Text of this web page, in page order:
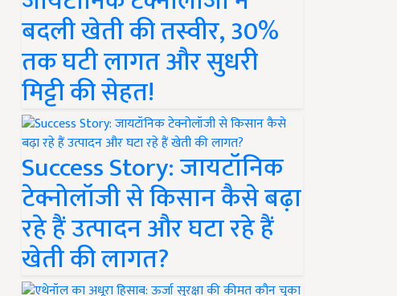
बदली खेती की तस्वीर, 30%
तक घटी लागत और सुधरी
मिट्टी की सेहत!
Success Story: जायटॉनिक
टेक्नोलॉजी से किसान कैसे बढ़ा
रहे हैं उत्पादन और घटा रहे हैं
खेती की लागत?